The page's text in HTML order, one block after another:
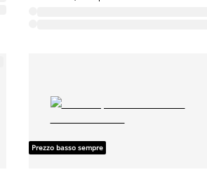
Prezzo basso sempre